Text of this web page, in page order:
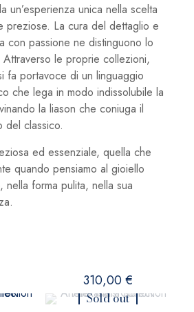
un’esperienza unica nella scelta
preziose. La cura del dettaglio e
con passione ne distinguono lo
le proprie collezioni,
fa portavoce di un linguaggio
che lega in modo indissolubile la
la liason che coniuga il
del classico.
ed essenziale, quella che
quando pensiamo al gioiello
nella forma pulita, nella sua
310,00€
Sold out